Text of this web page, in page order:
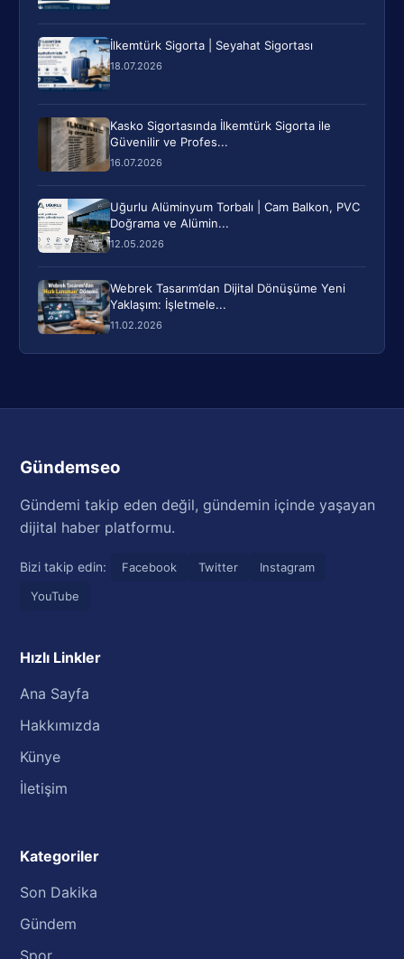
İlkemtürk Sigorta | Seyahat Sigortası
18.07.2026
Kasko Sigortasında İlkemtürk Sigorta ile
Güvenilir ve Profes...
16.07.2026
Uğurlu Alüminyum Torbalı | Cam Balkon, PVC
Doğrama ve Alümin...
12.05.2026
Webrek Tasarım’dan Dijital Dönüşüme Yeni
Yaklaşım: İşletmele...
11.02.2026
Gündemseo
Gündemi takip eden değil, gündemin içinde yaşayan
dijital haber platformu.
Bizi takip edin: Facebook Twitter
Instagram
YouTube
Hızlı Linkler
Ana Sayfa
Hakkımızda
Künye
İletişim
Kategoriler
Son Dakika
Gündem
Spor